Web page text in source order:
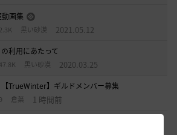
画集
黒い砂漠 2021.05.12
利用にあたって
47.8K 黒い砂漠 2020.03.25
【TrueWinter】ギルドメンバー募集
倉葉 1 時間前